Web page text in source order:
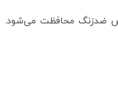
ضدزنگ محافظت می‌شود.